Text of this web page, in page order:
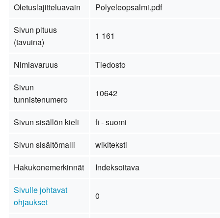
Oletuslajitteluavain
Polyeleopsalmi.pdf
Sivun pituus
(tavuina)
1 161
Nimiavaruus
Tiedosto
Sivun
tunnistenumero
10642
Sivun sisällön kieli
fi - suomi
Sivun sisältömalli
wikiteksti
Hakukonemerkinnät
Indeksoitava
Sivulle johtavat
ohjaukset
0